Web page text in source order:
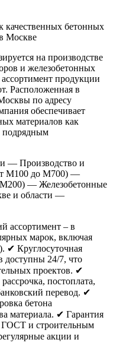
бетонных
Москве
на производстве
и железобетонных
продукции
Расположенная в
по адресу
обеспечивает
материалов как
подрядным
— Производство и
М100 до М700) —
— Железобетонные
и области —
ассортимент – в
марок, включая
✔ Круглосуточная
доступны 24/7, что
проектов. ✔
постоплата,
перевод. ✔
бетона
материала. ✔ Гарантия
ГОСТ и строительным
акции и